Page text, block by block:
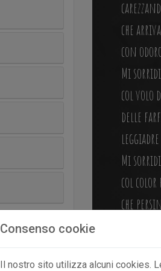
Consenso cookie
Il nostro sito utilizza alcuni cookies.
che
con
Mi sorridi
col volo
delle
Mi sorridi
col
che